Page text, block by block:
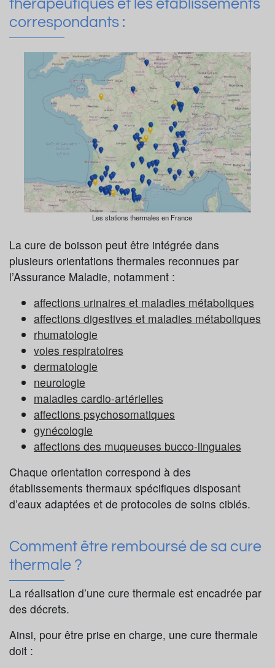
thérapeutiques et les établissements
correspondants :
Les stations thermales en France
La cure de boisson peut être intégrée dans
plusieurs orientations thermales reconnues par
l’Assurance Maladie, notamment :
affections urinaires et maladies métaboliques
affections digestives et maladies métaboliques
rhumatologie
voies respiratoires
dermatologie
neurologie
maladies cardio-artérielles
affections psychosomatiques
gynécologie
affections des muqueuses bucco-linguales
Chaque orientation correspond à des
établissements thermaux spécifiques disposant
d’eaux adaptées et de protocoles de soins ciblés.
Comment être remboursé de sa cure
thermale ?
La réalisation d’une cure thermale est encadrée par
des décrets.
Ainsi, pour être prise en charge, une cure thermale
doit :